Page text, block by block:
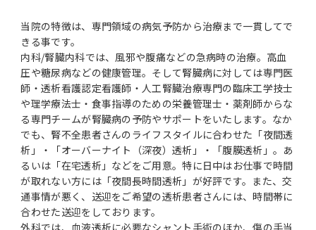
当院の特徴は、専門領域の病気予防から治療まで一貫してで
きる事です。
内科/腎臓内科では、風邪や腹痛などの急病時の治療。高血
圧や糖尿病などの健康管理。そして腎臓病に対しては専門医
師・透析看護認定看護師・人工腎臓治療専門の臨床工学技士
や理学療法士・食事指導のための栄養管理士・薬剤師からな
る専門チームが腎臓病の予防やサポートをいたします。なか
でも、腎不全患者さんのライフスタイルに合わせた「夜間透
析」・「オーバーナイト（深夜）透析」・「腹膜透析」。あ
るいは「在宅透析」などをご用意。特に日中はお仕事で時間
が取れない方には「夜間長時間透析」が好評です。また、交
通事情が悪く、送迎をご希望の透析患者さんには、時間帯に
合わせた送迎をしております。
外科では、血液透析に必要なシャント手術のほか、傷の手当